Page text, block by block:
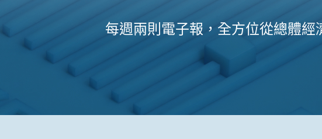
每週兩則電子報，全方位從總體